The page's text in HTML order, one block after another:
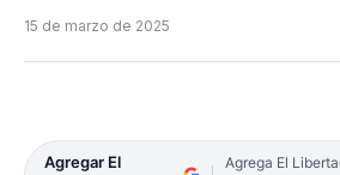
15 de marzo de 2025
Agregar El
Agrega El